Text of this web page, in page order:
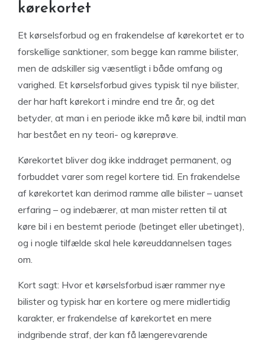
kørekortet
Et kørselsforbud og en frakendelse af kørekortet er to
forskellige sanktioner, som begge kan ramme bilister,
men de adskiller sig væsentligt i både omfang og
varighed. Et kørselsforbud gives typisk til nye bilister,
der har haft kørekort i mindre end tre år, og det
betyder, at man i en periode ikke må køre bil, indtil man
har bestået en ny teori- og køreprøve.
Kørekortet bliver dog ikke inddraget permanent, og
forbuddet varer som regel kortere tid. En frakendelse
af kørekortet kan derimod ramme alle bilister – uanset
erfaring – og indebærer, at man mister retten til at
køre bil i en bestemt periode (betinget eller ubetinget),
og i nogle tilfælde skal hele køreuddannelsen tages
om.
Kort sagt: Hvor et kørselsforbud især rammer nye
bilister og typisk har en kortere og mere midlertidig
karakter, er frakendelse af kørekortet en mere
indgribende straf, der kan få længerevarende